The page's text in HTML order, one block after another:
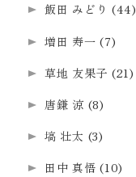
飯田 みどり (44)
増田 寿一 (7)
草地 友果子 (21)
唐鎌 涼 (8)
塙 壮太 (3)
田中 真悟 (10)